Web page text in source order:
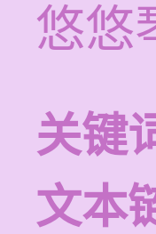
悠悠
关键
文本